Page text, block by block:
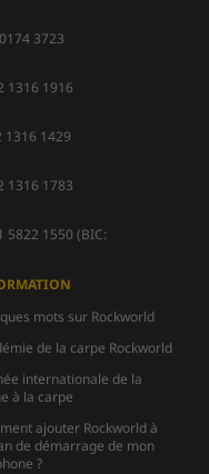
3723
1316 1916
1316 1429
1316 1783
5822 1550 (BIC:
mots sur Rockworld
de la carpe Rockworld
internationale de la
à la carpe
ajouter Rockworld à
de démarrage de mon
?